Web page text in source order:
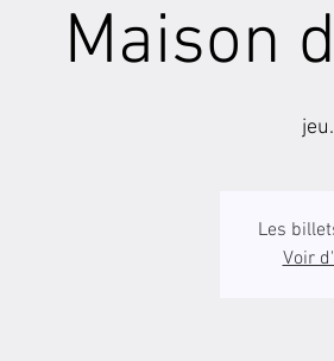
Maison
Les
Voir